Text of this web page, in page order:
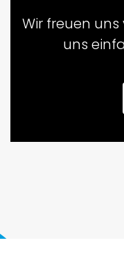
Wir freuen
uns